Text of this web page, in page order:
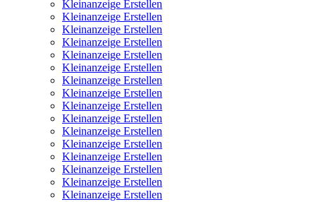
Kleinanzeige Erstellen
Kleinanzeige Erstellen
Kleinanzeige Erstellen
Kleinanzeige Erstellen
Kleinanzeige Erstellen
Kleinanzeige Erstellen
Kleinanzeige Erstellen
Kleinanzeige Erstellen
Kleinanzeige Erstellen
Kleinanzeige Erstellen
Kleinanzeige Erstellen
Kleinanzeige Erstellen
Kleinanzeige Erstellen
Kleinanzeige Erstellen
Kleinanzeige Erstellen
Kleinanzeige Erstellen